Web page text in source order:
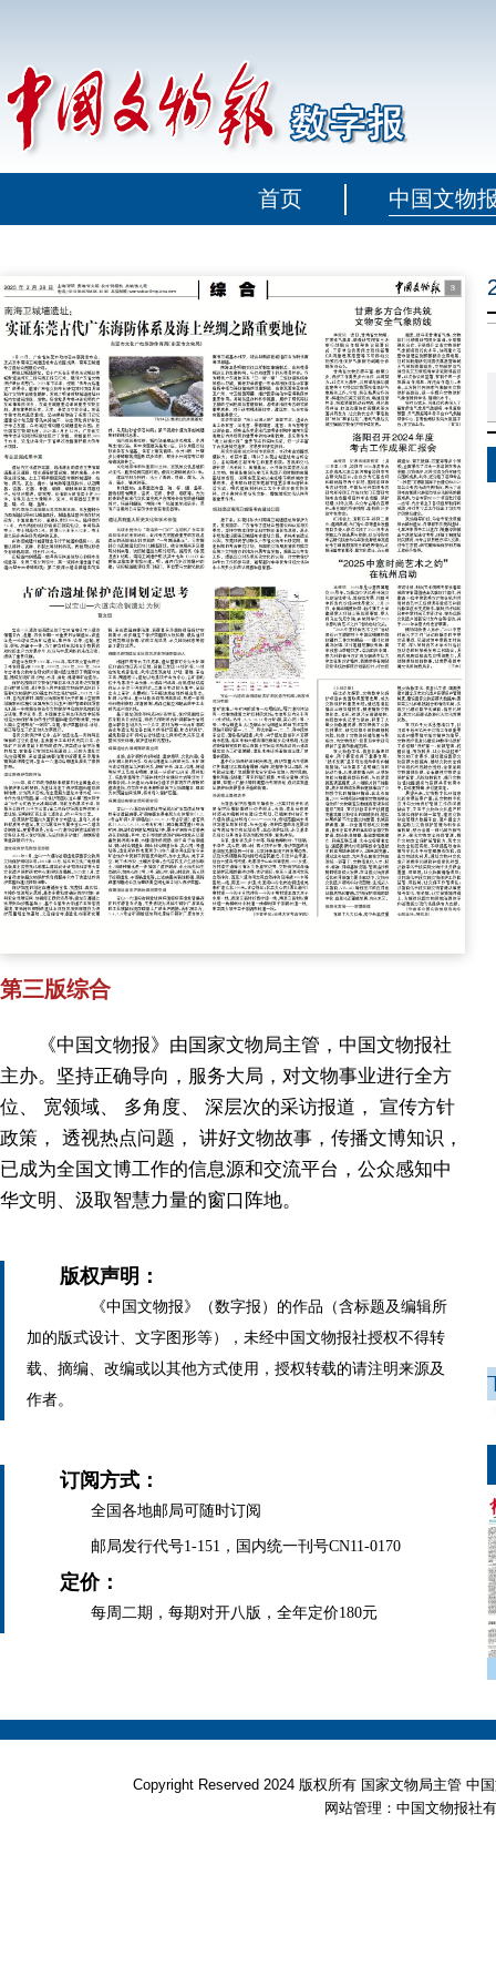
首页 中国文物
第三版综合
《中国文物报》由国家文物局主管，中国文物报社
主办。坚持正确导向，服务大局，对文物事业进行全方
位、 宽领域、 多角度、 深层次的采访报道， 宣传方针
政策， 透视热点问题， 讲好文物故事，传播文博知识，
已成为全国文博工作的信息源和交流平台，公众感知中
华文明、汲取智慧力量的窗口阵地。
版权声明：
《中国文物报》（数字报）的作品（含标题及编辑所
加的版式设计、文字图形等），未经中国文物报社授权不得转
载、摘编、改编或以其他方式使用，授权转载的请注明来源及
作者。
订阅方式：
全国各地邮局可随时订阅
邮局发行代号1-151，国内统一刊号CN11-0170
定价：
每周二期，每期对开八版，全年定价180元
Copyright Reserved 2024 版权所有 国家文物局主管
网站管理：中国文物报社